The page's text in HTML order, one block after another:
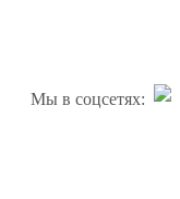
Мы в соцсетях: